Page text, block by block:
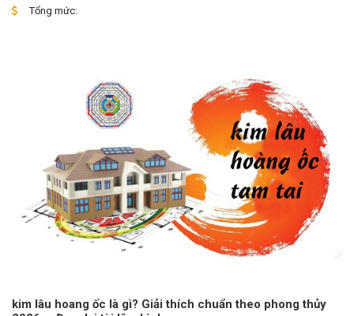
Tổng mức:
kim lâu hoang ốc là gì? Giải thích chuẩn theo phong thủy